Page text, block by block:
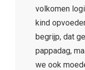
volkomen
kind
begrijp, dat
pappadag,
we ook